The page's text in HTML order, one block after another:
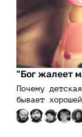
"Бог жалеет
Почему
бывает